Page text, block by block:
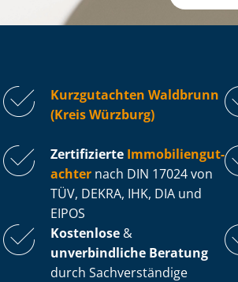
Kurzgutachten Waldbrunn
(Kreis Würzburg)
Zertifizierte Im­mo­bi­li­en­gut­
ach­ter nach DIN 17024 von
TÜV, DEKRA, IHK, DIA und
EIPOS
Kostenlose &
unverbindliche Beratung
durch Sachverständige